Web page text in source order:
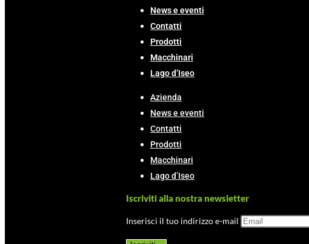
News e eventi
Contatti
Prodotti
Macchinari
Lago d’Iseo
Azienda
News e eventi
Contatti
Prodotti
Macchinari
Lago d’Iseo
Iscriviti alla nostra newsletter
Inserisci il tuo indirizzo e-mail